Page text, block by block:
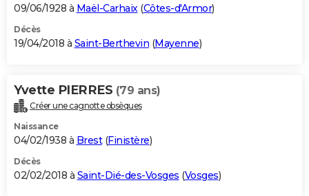
09/06/1928 à Maël-Carhaix (Côtes-d'Armor)
Décès
19/04/2018 à Saint-Berthevin (Mayenne)
Yvette PIERRES (79 ans)
Créer une cagnotte obsèques
Naissance
04/02/1938 à Brest(Finistère)
Décès
02/02/2018 à Saint-Dié-des-Vosges (Vosges)